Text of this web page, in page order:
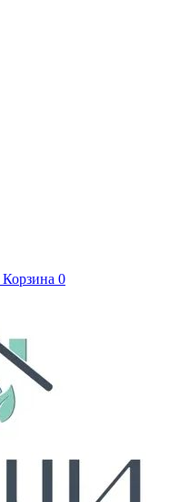
Корзина 0